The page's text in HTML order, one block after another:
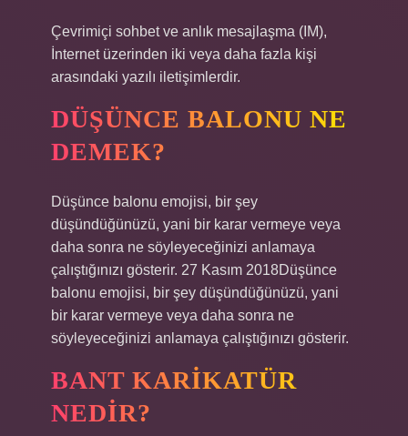
Çevrimiçi sohbet ve anlık mesajlaşma (IM),
İnternet üzerinden iki veya daha fazla kişi
arasındaki yazılı iletişimlerdir.
DÜŞÜNCE BALONU NE
DEMEK?
Düşünce balonu emojisi, bir şey
düşündüğünüzü, yani bir karar vermeye veya
daha sonra ne söyleyeceğinizi anlamaya
çalıştığınızı gösterir. 27 Kasım 2018Düşünce
balonu emojisi, bir şey düşündüğünüzü, yani
bir karar vermeye veya daha sonra ne
söyleyeceğinizi anlamaya çalıştığınızı gösterir.
BANT KARIKATÜR
NEDIR?